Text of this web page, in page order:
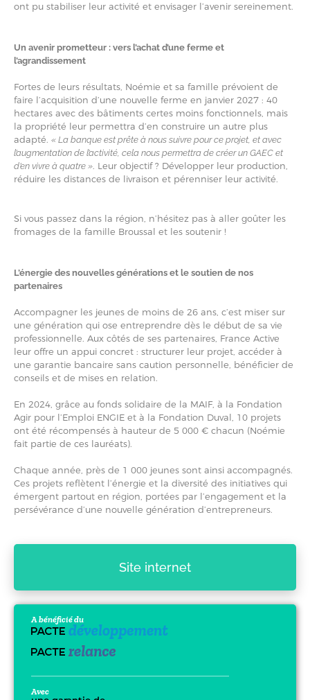
ont pu stabiliser leur activité et envisager l’avenir sereinement.
Un avenir prometteur : vers l’achat d’une ferme et
l’agrandissement
Fortes de leurs résultats, Noémie et sa famille prévoient de
faire l’acquisition d’une nouvelle ferme en janvier 2027 : 40
hectares avec des bâtiments certes moins fonctionnels, mais
la propriété leur permettra d’en construire un autre plus
adapté. « La banque est prête à nous suivre pour ce projet, et avec
l’augmentation de l’activité, cela nous permettra de créer un GAEC et
d’en vivre à quatre » . Leur objectif ? Développer leur production,
réduire les distances de livraison et pérenniser leur activité.
Si vous passez dans la région, n’hésitez pas à aller goûter les
fromages de la famille Broussal et les soutenir !
L’énergie des nouvelles générations et le soutien de nos
partenaires
Accompagner les jeunes de moins de 26 ans, c’est miser sur
une génération qui ose entreprendre dès le début de sa vie
professionnelle. Aux côtés de ses partenaires, France Active
leur offre un appui concret : structurer leur projet, accéder à
une garantie bancaire sans caution personnelle, bénéficier de
conseils et de mises en relation.
En 2024, grâce au fonds solidaire de la MAIF, à la Fondation
Agir pour l’Emploi ENGIE et à la Fondation Duval, 10 projets
ont été récompensés à hauteur de 5 000 € chacun (Noémie
fait partie de ces lauréats).
Chaque année, près de 1 000 jeunes sont ainsi accompagnés.
Ces projets reflètent l’énergie et la diversité des initiatives qui
émergent partout en région, portées par l’engagement et la
persévérance d’une nouvelle génération d’entrepreneurs.
Site internet
A bénéficié du
Avec